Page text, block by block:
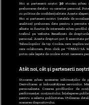
Noi și partenerii noștri 30stocăm și/sau
prelucrarea datelor cu caracter personal.
cu politica de confidențialitate. Aceste
Noi si partenerii nostri (retelele de
analitice) prelucram date pentru a
afisate in functie de interesele si/sau
traficul pe website. Beneficiati de
personal. Aceste drepturi pot fi exercitate
Tehnologiilor de tip Cookie, care implica
care colaboram. Prin click pe “VREAU SA
putin cele legate de cookie strict necesare
Atât noi, cât și partenerii
Stocarea și/sau accesarea informațiilor
Dezvoltarea și îmbunătățirea serviciilor.
personalizate. Crearea profilurilor de
performanței conținutului. Înțelegerea
pentru a selecta publicitatea. Utilizarea
scanarea dispozitivului.